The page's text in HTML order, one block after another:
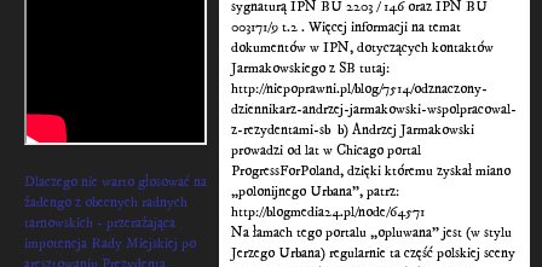
Dlaczego nie warto głosować na
żadengo z obecnych radnych
tarnowskich - przerażająca
impotencja Rady Miejskiej po
sygnaturą IPN BU 2203 / 146 oraz IPN BU
003171/9 t.2 . Więcej informacji na temat
dokumentów w IPN, dotyczących kontaktów
Jarmakowskiego z SB tutaj:
http://niepoprawni.pl/blog/7514/odznaczony-
dziennikarz-andrzej-jarmakowski-wspolpracowal-
z-rezydentami-sb b) Andrzej Jarmakowski
prowadzi od lat w Chicago portal
ProgressForPoland, dzięki któremu zyskał miano
„polonijnego Urbana”, patrz:
http://blogmedia24.pl/node/64571
Na łamach tego portalu „opluwana” jest (w stylu
Jerzego Urbana) regularnie ta część polskiej sceny